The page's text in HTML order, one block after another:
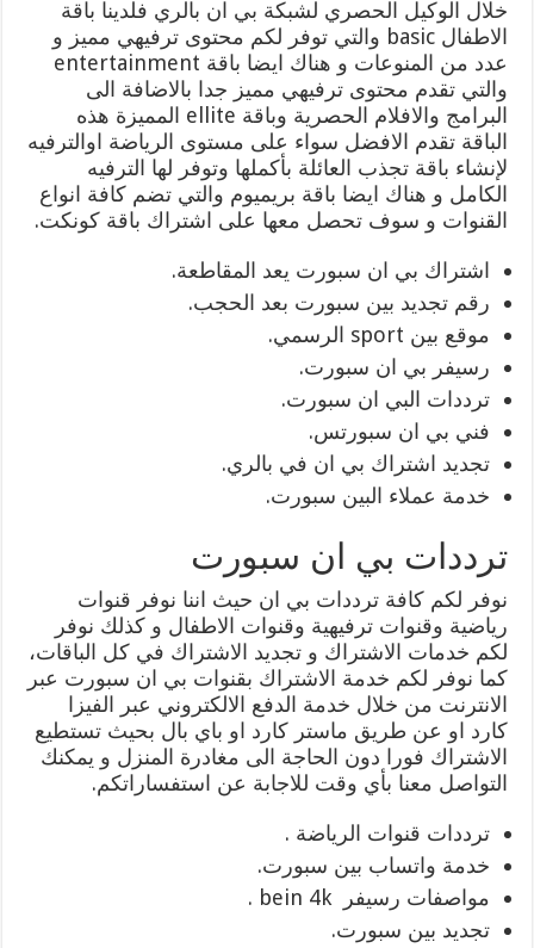
خلال الوكيل الحصري لشبكة بي ان بالري فلدينا باقة
الاطفال basic والتي توفر لكم محتوى ترفيهي مميز و
عدد من المنوعات و هناك ايضا باقة entertainment
والتي تقدم محتوى ترفيهي مميز جدا بالاضافة الى
البرامج والافلام الحصرية وباقة ellite المميزة هذه
الباقة تقدم الافضل سواء على مستوى الرياضة اوالترفيه
لإنشاء باقة تجذب العائلة بأكملها وتوفر لها الترفيه
الكامل و هناك ايضا باقة بريميوم والتي تضم كافة انواع
القنوات و سوف تحصل معها على اشتراك باقة كونكت.
اشتراك بي ان سبورت يعد المقاطعة.
رقم تجديد بين سبورت بعد الحجب.
موقع بين sport الرسمي.
رسيفر بي ان سبورت.
ترددات البي ان سبورت.
فني بي ان سبورتس.
تجديد اشتراك بي ان في بالري.
خدمة عملاء البين سبورت.
ترددات بي ان سبورت
نوفر لكم كافة ترددات بي ان حيث اننا نوفر قنوات
رياضية وقنوات ترفيهية وقنوات الاطفال و كذلك نوفر
لكم خدمات الاشتراك و تجديد الاشتراك في كل الباقات،
كما نوفر لكم خدمة الاشتراك بقنوات بي ان سبورت عبر
الانترنت من خلال خدمة الدفع الالكتروني عبر الفيزا
كارد او عن طريق ماستر كارد او باي بال بحيث تستطيع
الاشتراك فورا دون الحاجة الى مغادرة المنزل و يمكنك
التواصل معنا بأي وقت للاجابة عن استفساراتكم.
ترددات قنوات الرياضة .
خدمة واتساب بين سبورت.
مواصفات رسيفر bein 4k .
تجديد بين سبورت.